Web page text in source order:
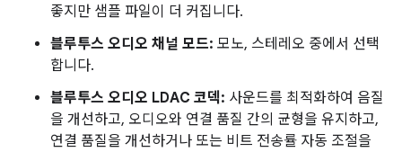
좋지만 샘플 파일이 더 커집니다.
블루투스 오디오 채널 모드: 모노, 스테레오 중에서 선택
합니다.
블루투스 오디오 LDAC 코덱: 사운드를 최적화하여 음질
을 개선하고, 오디오와 연결 품질 간의 균형을 유지하고,
연결 품질을 개선하거나 또는 비트 전송률 자동 조절을